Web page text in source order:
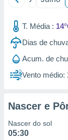
T. Média :
Dias de
Acum. de
Vento médio:
Nascer e
Nascer do sol
05:30